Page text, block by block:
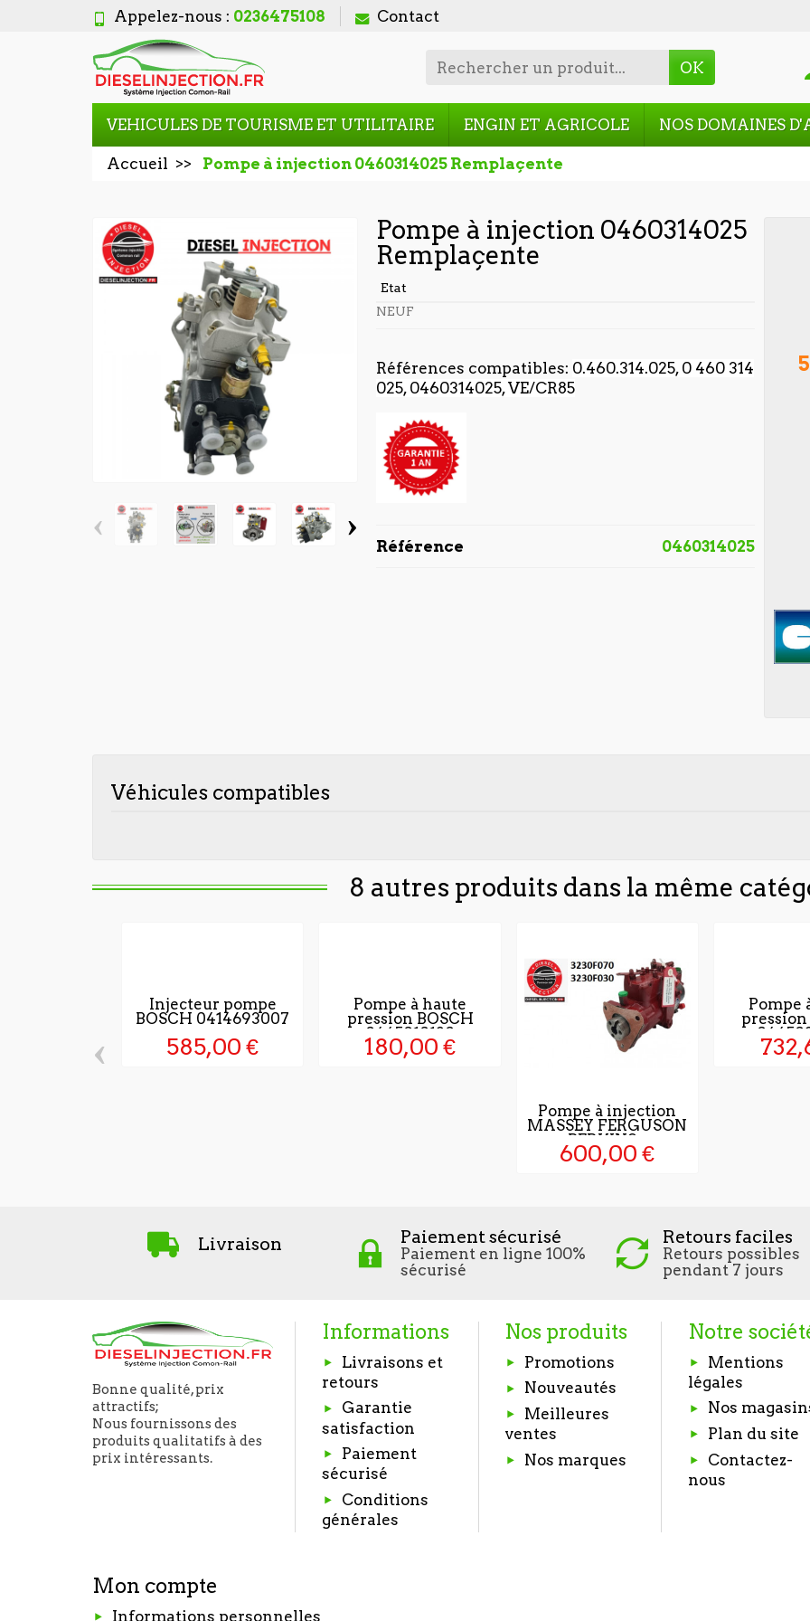
Appelez-nous : 0236475108 Contact
OK
VEHICULES DE TOURISME ET UTILITAIRE ENGIN ET AGRICOLE NOS DOMAINES
Accueil Pompe à injection 0460314025 Remplaçente
‹ ›
Pompe à injection 0460314025
Remplaçente
Etat
NEUF
Références compatibles: 0.460.314.025, 0 460 314
025, 0460314025, VE/CR85
Référence 0460314025
Véhicules compatibles
8 autres produits dans la même
Injecteur pompe
BOSCH 0414693007
585,00 €
Pompe à haute
pression BOSCH
0445010120
180,00 €
Pompe à injection
MASSEY FERGUSON
PERKINS...
600,00 €
Pompe
pression
‹
Livraison Paiement sécurisé
Paiement en ligne 100%
sécurisé
Retours faciles
Retours possibles
pendant 7 jours
Bonne qualité, prix
attractifs;
Nous fournissons des
produits qualitatifs à des
prix intéressants.
Informations
Livraisons et
retours
Garantie
satisfaction
Paiement
sécurisé
Conditions
générales
Nos produits
Promotions
Nouveautés
Meilleures
ventes
Nos marques
Notre
Mentions
légales
Nos
Plan du site
Contactez-
nous
Mon compte
Informations personnelles